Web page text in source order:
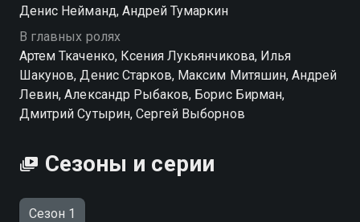
Денис Нейманд, Андрей Тумаркин
В главных ролях
Артем Ткаченко, Ксения Лукьянчикова, Илья
Шакунов, Денис Старков, Максим Митяшин, Андрей
Левин, Александр Рыбаков, Борис Бирман,
Дмитрий Сутырин, Сергей Выборнов
Сезоны и серии
Сезон 1